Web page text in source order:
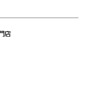
店